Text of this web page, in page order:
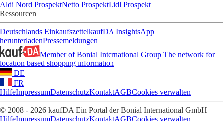
Aldi Nord ProspektNetto ProspektLidl Prospekt
Ressourcen
Deutschlands EinkaufszettelkaufDA InsightsApp
herunterladenPressemeldungen
Member of Bonial International Group The network for
location based shopping information
DE
FR
HilfeImpressumDatenschutzKontaktAGBCookies verwalten
© 2008 - 2026 kaufDA Ein Portal der Bonial International GmbH
HilfeImpressumDatenschutzKontaktAGBCookies verwalten